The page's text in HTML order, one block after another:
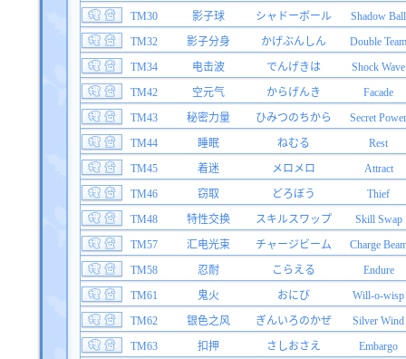
TM30
影子球 シャドーボール
Shadow Ball
TM32
影子分身 かげぶんしん
Double Team
TM34
电击波 でんげきは
Shock Wave
TM42
空元气 からげんき
Facade
TM43
秘密力量 ひみつのちから
Secret Power
TM44
睡眠 ねむる
Rest
TM45
着迷 メロメロ
Attract
TM46
窃取 どろぼう
Thief
TM48
特性交换 スキルスワップ
Skill Swap
TM57
汇电光束 チャージビーム
Charge
TM58
忍耐 こらえる
Endure
TM61
鬼火 おにび
Will-o-wisp
TM62
银色之风 ぎんいろのかぜ
Silver Wind
TM63
扣押 さしおさえ Embargo